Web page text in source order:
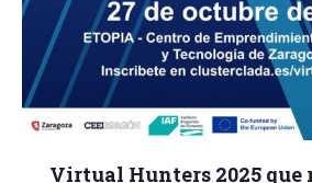
Virtual Hunters 2025 que